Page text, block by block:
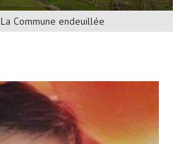
La Commune endeuillée